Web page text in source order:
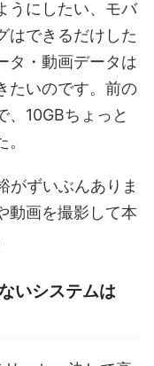
うにしたい、モバ
はできるだけした
タ・動画データは
たいのです。前の
10GBちょっと
がずいぶんありま
動画を撮影して本
いシステムは